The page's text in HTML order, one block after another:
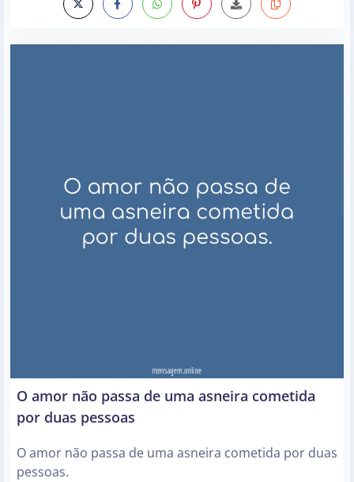
O amor não passa de uma asneira cometida
por duas pessoas
O amor não passa de uma asneira cometida por duas
pessoas.